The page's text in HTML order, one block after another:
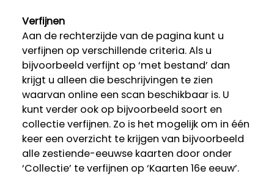
Verfijnen
Aan de rechterzijde van de pagina kunt u
verfijnen op verschillende criteria. Als u
bijvoorbeeld verfijnt op ‘met bestand’ dan
krijgt u alleen die beschrijvingen te zien
waarvan online een scan beschikbaar is. U
kunt verder ook op bijvoorbeeld soort en
collectie verfijnen. Zo is het mogelijk om in één
keer een overzicht te krijgen van bijvoorbeeld
alle zestiende-eeuwse kaarten door onder
‘Collectie’ te verfijnen op ‘Kaarten 16e eeuw’.